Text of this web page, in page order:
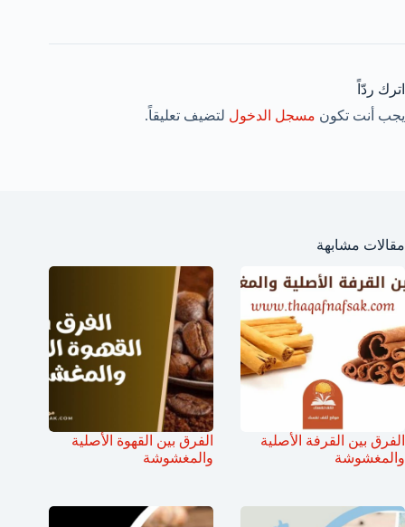
اترك ردّاً
يجب أنت تكون مسجل الدخول لتضيف تعليقاً.
مقالات مشابهة
الفرق بين القرفة الأصلية
والمغشوشة
الفرق بين القهوة الأصلية
والمغشوشة